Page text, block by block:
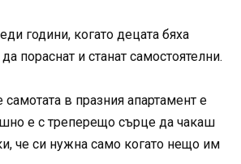
години, когато децата бяха
пораснат и станат самостоятелни.
самотата в празния апартамент е
е с треперещо сърце да чакаш
че си нужна само когато нещо им